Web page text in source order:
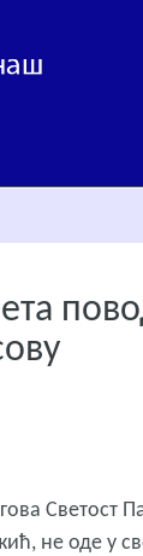
Светост
не оде у